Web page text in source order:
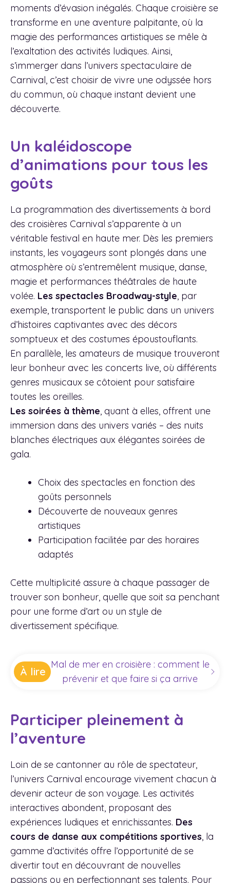
moments d’évasion inégalés. Chaque croisière se
transforme en une aventure palpitante, où la
magie des performances artistiques se mêle à
l’exaltation des activités ludiques. Ainsi,
s’immerger dans l’univers spectaculaire de
Carnival, c’est choisir de vivre une odyssée hors
du commun, où chaque instant devient une
découverte.
Un kaléidoscope
d’animations pour tous les
goûts
La programmation des divertissements à bord
des croisières Carnival s’apparente à un
véritable festival en haute mer. Dès les premiers
instants, les voyageurs sont plongés dans une
atmosphère où s’entremêlent musique, danse,
magie et performances théâtrales de haute
volée. Les spectacles Broadway-style, par
exemple, transportent le public dans un univers
d’histoires captivantes avec des décors
somptueux et des costumes époustouflants.
En parallèle, les amateurs de musique trouveront
leur bonheur avec les concerts live, où différents
genres musicaux se côtoient pour satisfaire
toutes les oreilles.
Les soirées à thème, quant à elles, offrent une
immersion dans des univers variés – des nuits
blanches électriques aux élégantes soirées de
gala.
Choix des spectacles en fonction des
goûts personnels
Découverte de nouveaux genres
artistiques
Participation facilitée par des horaires
adaptés
Cette multiplicité assure à chaque passager de
trouver son bonheur, quelle que soit sa penchant
pour une forme d’art ou un style de
divertissement spécifique.
À lire
Mal de mer en croisière : comment le
prévenir et que faire si ça arrive
Participer pleinement à
l’aventure
Loin de se cantonner au rôle de spectateur,
l’univers Carnival encourage vivement chacun à
devenir acteur de son voyage. Les activités
interactives abondent, proposant des
expériences ludiques et enrichissantes. Des
cours de danse aux compétitions sportives, la
gamme d’activités offre l’opportunité de se
divertir tout en découvrant de nouvelles
passions ou en perfectionnant ses talents. Pour